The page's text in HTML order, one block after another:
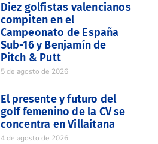
Diez golfistas valencianos
compiten en el
Campeonato de España
Sub-16 y Benjamín de
Pitch & Putt
5 de agosto de 2026
El presente y futuro del
golf femenino de la CV se
concentra en Villaitana
4 de agosto de 2026